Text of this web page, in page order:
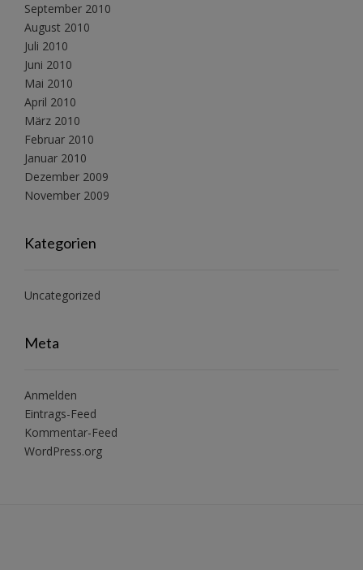
September 2010
August 2010
Juli 2010
Juni 2010
Mai 2010
April 2010
März 2010
Februar 2010
Januar 2010
Dezember 2009
November 2009
Kategorien
Uncategorized
Meta
Anmelden
Eintrags-Feed
Kommentar-Feed
WordPress.org